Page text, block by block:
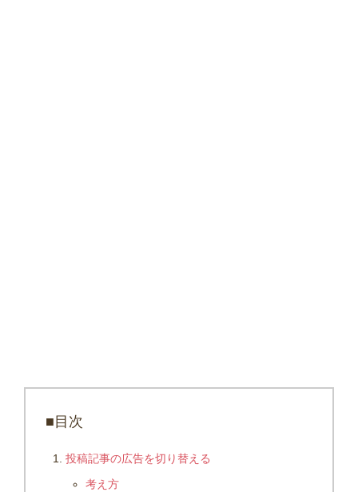
■目次
投稿記事の広告を切り替える
考え方